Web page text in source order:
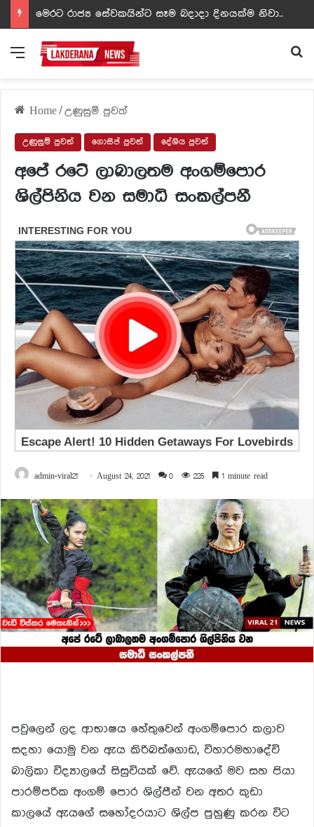
ඩඩ්ලිට දෙවෙනි නොවූ රත්න සහල් අධිපති..- PHOTOS
Menu
Home/උණුසුම් පුවත්
උණුසුම් පුවත් ගොසිප් පුවත් දේශිය පුවත්
අපේ රටේ ලාබාලතම අංගම්පොර
ශිල්පිනිය වන සමාධි සංකල්පනී
admin-viral21 August 24, 2021 0 225 1 minute read
පවුලෙන් ලද ආභාෂය හේතුවෙන් අංගම්පොර කලාව
සදහා යොමු වන ඇය කිරිබත්ගොඩ, විහාරමහාදේවි
බාලිකා විද්‍යාලයේ සිසුවියක් වේ. ඇයගේ මව සහ පියා
පාරම්පරික අංගම් පොර ශිල්පීන් වන අතර කුඩා
කාලයේ ඇයගේ සහෝදරයාට ශිල්ප පුහුණු කරන විට